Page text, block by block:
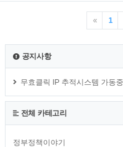
스만 감독이 이끄는 대한민
도전하는 아시아 축구연맹
(UAE)의 뉴욕대 아부다비 스
을 치른다"고 밝혔는데요. 이
끄러운 중동 팀'과 일전에 대비
« 1
공지사항
무효클릭 IP 추적시스템 가동중
전체 카테고리
정부정책이야기